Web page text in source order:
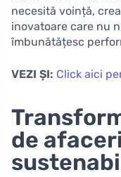
necesită voință,
inovatoare care nu
îmbunătățesc
VEZI ȘI: Click aici
de